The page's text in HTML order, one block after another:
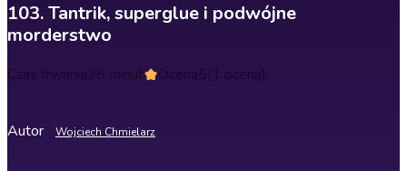
103. Tantrik, superglue i podwójne
morderstwo
Czas trwania28 minut Ocena5(1 ocena)
Autor Wojciech Chmielarz